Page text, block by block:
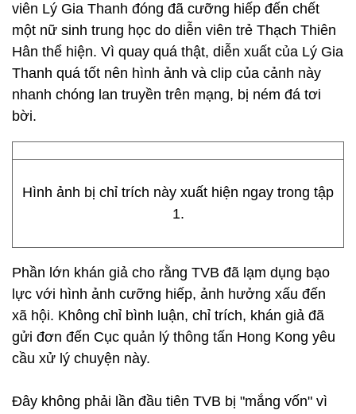
viên Lý Gia Thanh đóng đã cưỡng hiếp đến chết
một nữ sinh trung học do diễn viên trẻ Thạch Thiên
Hân thể hiện. Vì quay quá thật, diễn xuất của Lý Gia
Thanh quá tốt nên hình ảnh và clip của cảnh này
nhanh chóng lan truyền trên mạng, bị ném đá tơi
bời.
Hình ảnh bị chỉ trích này xuất hiện ngay trong tập
1.
Phần lớn khán giả cho rằng TVB đã lạm dụng bạo
lực với hình ảnh cưỡng hiếp, ảnh hưởng xấu đến
xã hội. Không chỉ bình luận, chỉ trích, khán giả đã
gửi đơn đến Cục quản lý thông tấn Hong Kong yêu
cầu xử lý chuyện này.
Đây không phải lần đầu tiên TVB bị "mắng vốn" vì